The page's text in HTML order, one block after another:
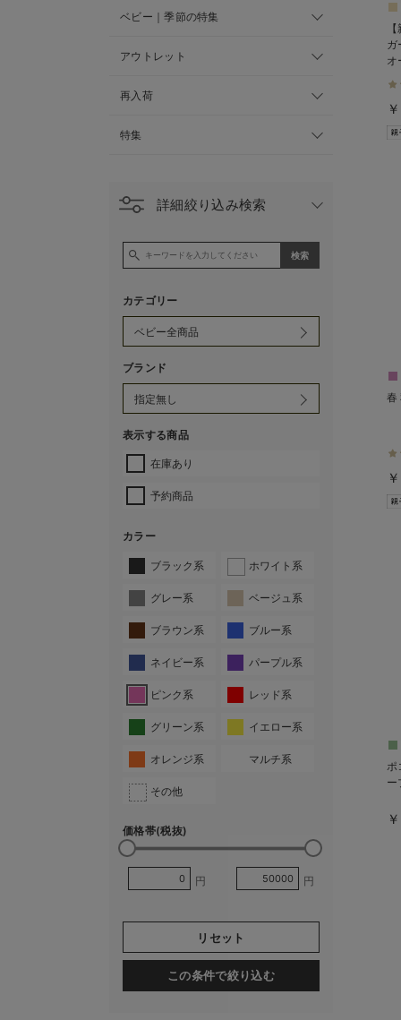
ベビー｜季節の特集
アウトレット
再入荷
特集
詳細絞り込み検索
カテゴリー
ブランド
表示する商品
在庫あり
予約商品
カラー
ブラック系 ホワイト系
グレー系 ベージュ系
ブラウン系 ブルー系
ネイビー系 パープル系
ピンク系 レッド系
グリーン系 イエロー系
オレンジ系 マルチ系
その他
価格帯(税抜)
円 円
リセット
この条件で絞り込む
ガ
オ
春
ポ
ー